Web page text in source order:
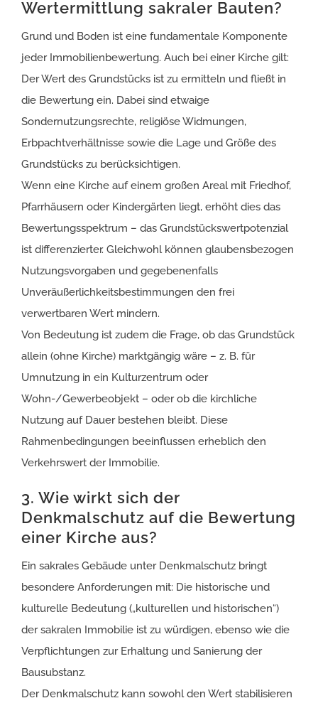
Wertermittlung sakraler Bauten?
Grund und Boden ist eine fundamentale Komponente
jeder Immobilienbewertung. Auch bei einer Kirche gilt:
Der Wert des Grundstücks ist zu ermitteln und fließt in
die Bewertung ein. Dabei sind etwaige
Sondernutzungsrechte, religiöse Widmungen,
Erbpachtverhältnisse sowie die Lage und Größe des
Grundstücks zu berücksichtigen.
Wenn eine Kirche auf einem großen Areal mit Friedhof,
Pfarrhäusern oder Kindergärten liegt, erhöht dies das
Bewertungsspektrum – das Grundstückswertpotenzial
ist differenzierter. Gleichwohl können glaubensbezogen
Nutzungsvorgaben und gegebenenfalls
Unveräußerlichkeitsbestimmungen den frei
verwertbaren Wert mindern.
Von Bedeutung ist zudem die Frage, ob das Grundstück
allein (ohne Kirche) marktgängig wäre – z. B. für
Umnutzung in ein Kulturzentrum oder
Wohn-/Gewerbeobjekt – oder ob die kirchliche
Nutzung auf Dauer bestehen bleibt. Diese
Rahmenbedingungen beeinflussen erheblich den
Verkehrswert der Immobilie.
3. Wie wirkt sich der
Denkmalschutz auf die Bewertung
einer Kirche aus?
Ein sakrales Gebäude unter Denkmalschutz bringt
besondere Anforderungen mit: Die historische und
kulturelle Bedeutung („kulturellen und historischen“)
der sakralen Immobilie ist zu würdigen, ebenso wie die
Verpflichtungen zur Erhaltung und Sanierung der
Bausubstanz.
Der Denkmalschutz kann sowohl den Wert stabilisieren